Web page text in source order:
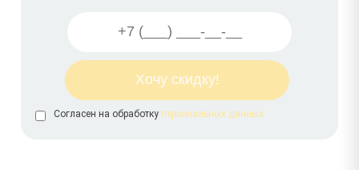
Согласен на обработку персональных данных